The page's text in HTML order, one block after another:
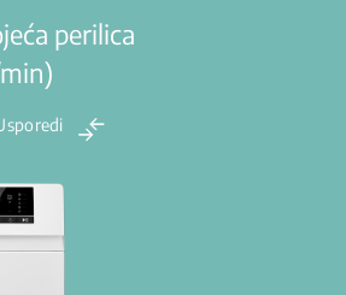
perilica